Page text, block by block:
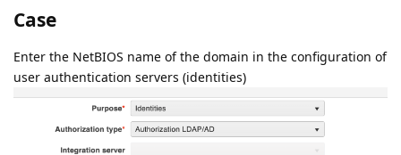
Case
Enter the NetBIOS name of the domain in the configuration of
user authentication servers (identities)